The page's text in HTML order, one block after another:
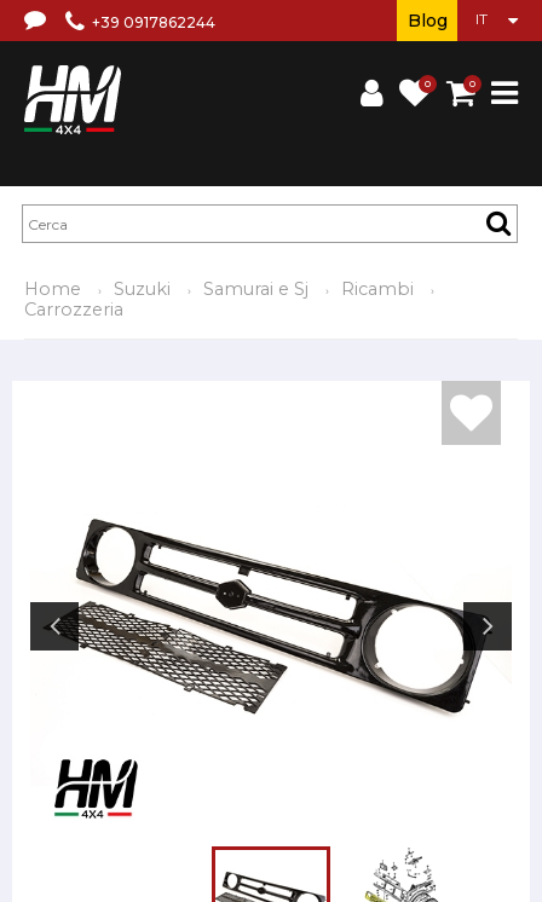
+39 0917862244
0 0
Blog
Home Suzuki Samurai e Sj
Ricambi
Carrozzeria